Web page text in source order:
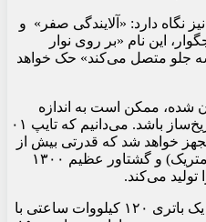
به آینده نیز نگاه دارد: «آلایندگی صفر» و
این نام «بر روی نوار
جلو متصل می‌کند» حک خواهد
شده، ممکن است به اندازه
کمپین اولیه بازآفرینی این برند، تاریخ‌ساز باشد. می‌دانیم که تایپ ۰۱
خواهد شد که قدرتی بیش از
۹۸۶ اسب بخار (۱۰۰۰ اسب بخار متریک) و گشتاور عظیم ۱۳۰۰
همچنین می‌دانیم که این خودرو از یک باتری ۱۲۰ کیلووات ساعتی با